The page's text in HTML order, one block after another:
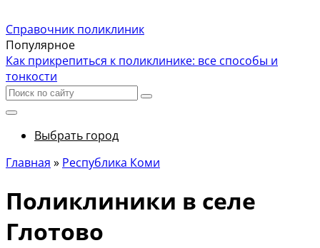
Справочник поликлиник
Популярное
Как прикрепиться к поликлинике: все способы и
тонкости
Выбрать город
Главная » Республика Коми
Поликлиники в селе
Глотово